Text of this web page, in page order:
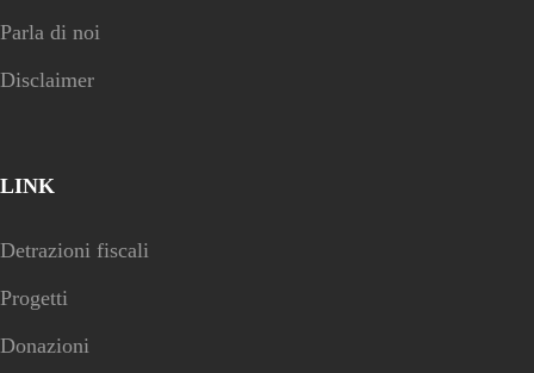
Parla di noi
Disclaimer
LINK
Detrazioni fiscali
Progetti
Donazioni